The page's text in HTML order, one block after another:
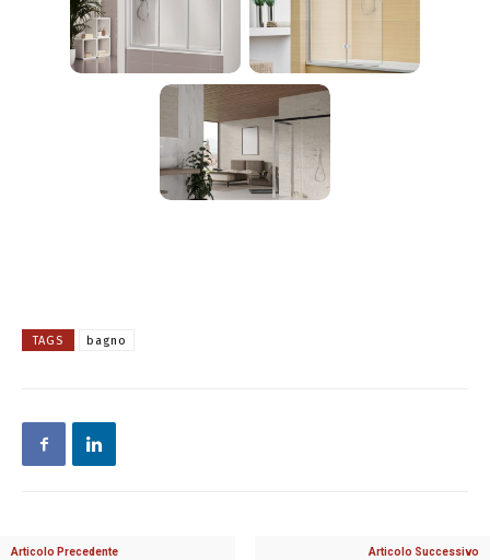
TAGS bagno
Articolo Precedente Articolo Successivo